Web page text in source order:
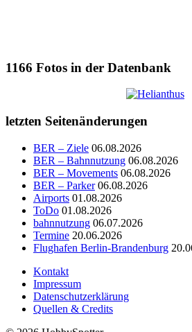
1166 Fotos in der Datenbank
letzten Seitenänderungen
BER – Ziele 06.08.2026
BER – Bahnnutzung 06.08.2026
BER – Movements 06.08.2026
BER – Parker 06.08.2026
Airports 01.08.2026
ToDo 01.08.2026
bahnnutzung 06.07.2026
Termine 20.06.2026
Flughafen Berlin-Brandenburg
Kontakt
Impressum
Datenschutzerklärung
Quellen & Credits